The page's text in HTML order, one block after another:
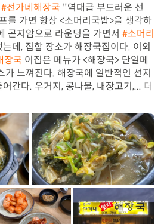
#전가네해장국 "역대급 부드러운 선
를 가면 항상 <소머리국밥>을 생각하
곤지암으로 라운딩을 가면서 #소머리
데, 집합 장소가 해장국집이다. 이외
장국 이집은 메뉴가 <해장국> 단일메
가 느껴진다. 해장국에 일반적인 선지
간다. 우거지, 콩나물, 내장고기,... 더